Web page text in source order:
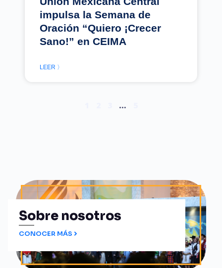
impulsa la Semana de
Oración “Quiero ¡Crecer
Sano!” en CEIMA
LEER 〉
…
Sobre nosotros
CONOCER MÁS